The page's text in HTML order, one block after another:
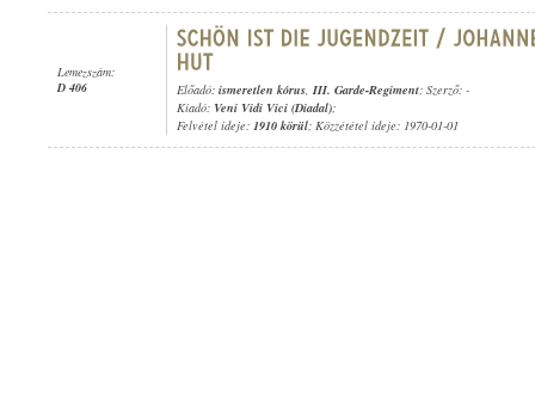
Lemezszám:
D 406
Előadó: ismeretlen kórus, III. Garde-Regiment; Szerző: -
Kiadó: Veni Vidi Vici (Diadal);
Felvétel ideje: 1910 körül; Közzététel ideje: 1970-01-01